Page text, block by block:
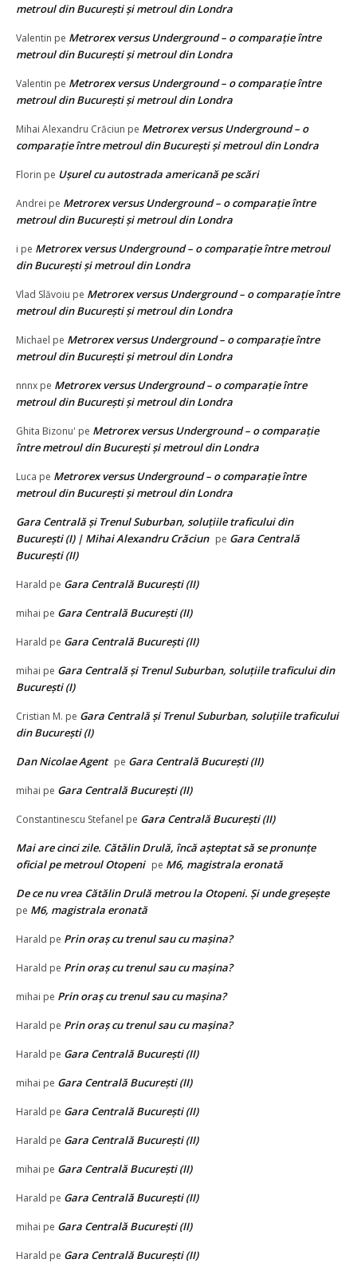
metroul din București și metroul din Londra
Valentin pe Metrorex versus Underground – o comparație între
metroul din București și metroul din Londra
Valentin pe Metrorex versus Underground – o comparație între
metroul din București și metroul din Londra
Mihai Alexandru Crăciun pe Metrorex versus Underground – o
comparație între metroul din București și metroul din Londra
Florin pe Ușurel cu autostrada americană pe scări
Andrei pe Metrorex versus Underground – o comparație între
metroul din București și metroul din Londra
i pe Metrorex versus Underground – o comparație între metroul
din București și metroul din Londra
Vlad Slăvoiu pe Metrorex versus Underground – o comparație între
metroul din București și metroul din Londra
Michael pe Metrorex versus Underground – o comparație între
metroul din București și metroul din Londra
nnnx pe Metrorex versus Underground – o comparație între
metroul din București și metroul din Londra
Ghita Bizonu' pe Metrorex versus Underground – o comparație
între metroul din București și metroul din Londra
Luca pe Metrorex versus Underground – o comparație între
metroul din București și metroul din Londra
Gara Centrală și Trenul Suburban, soluțiile traficului din
București (I) | Mihai Alexandru Crăciun pe Gara Centrală
București (II)
Harald pe Gara Centrală București (II)
mihai pe Gara Centrală București (II)
Harald pe Gara Centrală București (II)
mihai pe Gara Centrală și Trenul Suburban, soluțiile traficului din
București (I)
Cristian M. pe Gara Centrală și Trenul Suburban, soluțiile traficului
din București (I)
Dan Nicolae Agent pe Gara Centrală București (II)
mihai pe Gara Centrală București (II)
Constantinescu Stefanel pe Gara Centrală București (II)
Mai are cinci zile. Cătălin Drulă, încă așteptat să se pronunțe
oficial pe metroul Otopeni pe M6, magistrala eronată
De ce nu vrea Cătălin Drulă metrou la Otopeni. Și unde greșește
pe M6, magistrala eronată
Harald pe Prin oraș cu trenul sau cu mașina?
Harald pe Prin oraș cu trenul sau cu mașina?
mihai pe Prin oraș cu trenul sau cu mașina?
Harald pe Prin oraș cu trenul sau cu mașina?
Harald pe Gara Centrală București (II)
mihai pe Gara Centrală București (II)
Harald pe Gara Centrală București (II)
Harald pe Gara Centrală București (II)
mihai pe Gara Centrală București (II)
Harald pe Gara Centrală București (II)
mihai pe Gara Centrală București (II)
Harald pe Gara Centrală București (II)